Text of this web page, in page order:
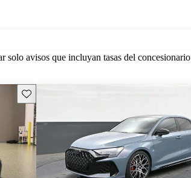
solo avisos que incluyan tasas del concesionario
Guarda este Aviso